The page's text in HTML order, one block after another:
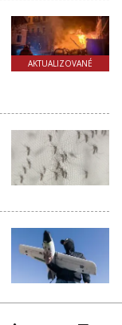
AKTUALIZOVANÉ